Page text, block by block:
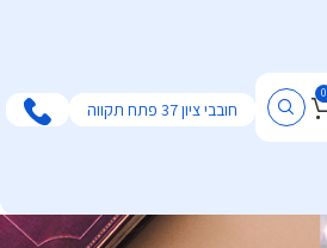
0
חובבי ציון 37 פתח תקווה